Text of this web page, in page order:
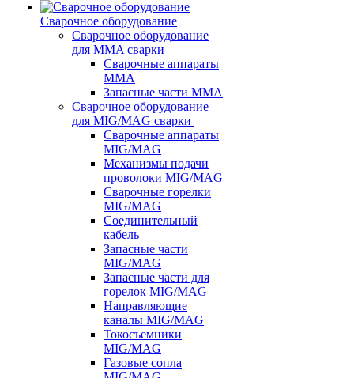
Сварочное оборудование
Сварочное оборудование
для MMA сварки
Сварочные аппараты
MMA
Запасные части MMA
Сварочное оборудование
для MIG/MAG сварки
Сварочные аппараты
MIG/MAG
Механизмы подачи
проволоки MIG/MAG
Сварочные горелки
MIG/MAG
Соединительный
кабель
Запасные части
MIG/MAG
Запасные части для
горелок MIG/MAG
Направляющие
каналы MIG/MAG
Токосъемники
MIG/MAG
Газовые сопла